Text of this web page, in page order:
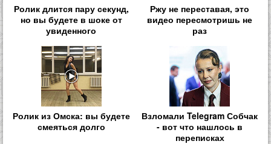
Ролик длится пару секунд,
но вы будете в шоке от
увиденного
Ржу не переставая, это
видео пересмотришь не
раз
Ролик из Омска: вы будете
смеяться долго
Взломали Telegram Собчак
- вот что нашлось в
переписках